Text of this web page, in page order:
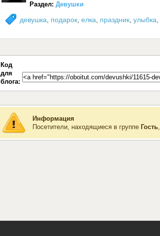
девушка подарок елка праздник улыбка
Раздел: Девушки
Код
для
блога:
Информация
Посетители, находящиеся в группе Гость